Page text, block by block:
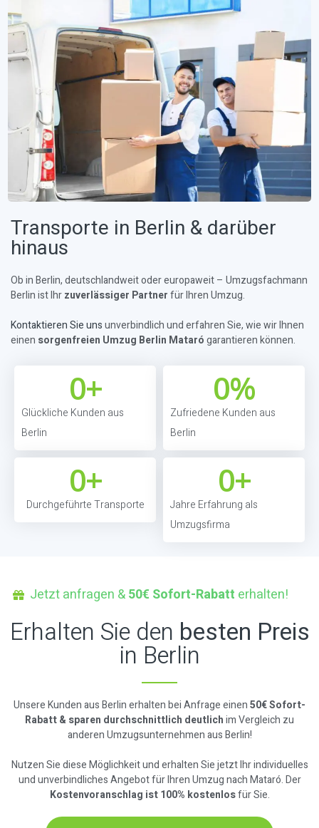
Transporte in Berlin & darüber
hinaus
Ob in Berlin, deutschlandweit oder europaweit – Umzugsfachmann
Berlin ist Ihrzuverlässiger Partnerfür Ihren Umzug.
Kontaktieren Sie unsunverbindlich und erfahren Sie, wie wir Ihnen
einen sorgenfreien Umzug Berlin Matarógarantieren können.
Glückliche Kunden aus
Berlin
0+
Zufriedene Kunden aus
Berlin
0%
Durchgeführte Transporte
0+
Jahre Erfahrung als
Umzugsfirma
0+
Jetzt anfragen &50€ Sofort-Rabatt erhalten!
Erhalten Sie den besten Preis
in Berlin
Unsere Kunden aus Berlin erhalten bei Anfrage einen50€ Sofort-
Rabatt & sparen durchschnittlich deutlichim Vergleich zu
anderen Umzugsunternehmen aus Berlin!
Nutzen Sie diese Möglichkeit und erhalten Sie jetzt Ihr individuelles
und unverbindliches Angebot für Ihren Umzug nach Mataró. Der
Kostenvoranschlag ist 100% kostenlosfür Sie.